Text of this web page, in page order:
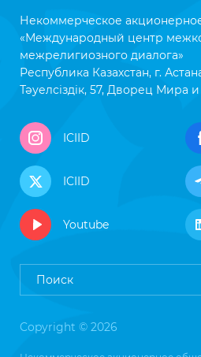
Некоммерческое
«Международный центр
межрелигиозного диалога»
Республика Казахстан, г.
Тәуелсіздік, 57, Дворец Мира
ICIID
ICIID
Youtube
Copyright © 2026